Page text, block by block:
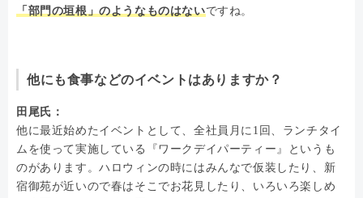
「部門の垣根」のようなものはないですね。
他にも食事などのイベントはありますか？
田尾氏：
他に最近始めたイベントとして、全社員月に1回、ランチタイ
ムを使って実施している『ワークデイパーティー』というも
のがあります。ハロウィンの時にはみんなで仮装したり、新
宿御苑が近いので春はそこでお花見したり、いろいろ楽しめ